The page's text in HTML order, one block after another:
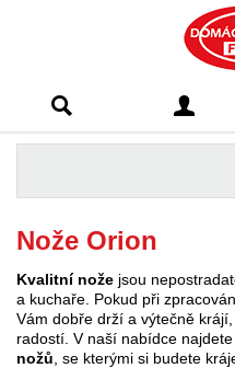
Franta
Nože Orion
Kvalitní nože jsou
a kuchaře. Pokud při
Vám dobře drží a výtečně
radostí. V naší nabídce
nožů , se kterými si budete